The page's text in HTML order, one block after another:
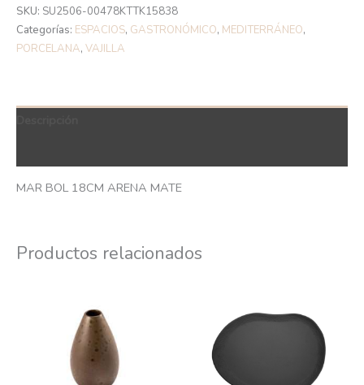
SKU: SU2506-00478KTTK15838
Categorías: ESPACIOS, GASTRONÓMICO, MEDITERRÁNEO,
PORCELANA, VAJILLA
MAR BOL 18CM ARENA MATE
Productos relacionados